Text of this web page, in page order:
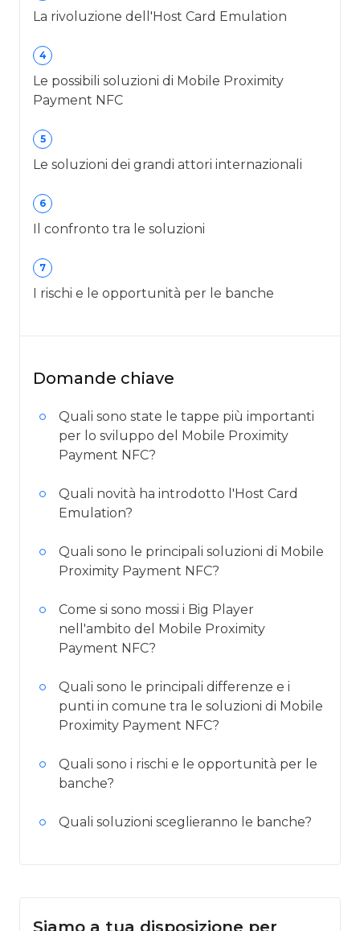
La rivoluzione dell'Host Card Emulation
4
Le possibili soluzioni di Mobile Proximity
Payment NFC
5
Le soluzioni dei grandi attori internazionali
6
Il confronto tra le soluzioni
7
I rischi e le opportunità per le banche
Domande chiave
Quali sono state le tappe più importanti
per lo sviluppo del Mobile Proximity
Payment NFC?
Quali novità ha introdotto l'Host Card
Emulation?
Quali sono le principali soluzioni di Mobile
Proximity Payment NFC?
Come si sono mossi i Big Player
nell'ambito del Mobile Proximity
Payment NFC?
Quali sono le principali differenze e i
punti in comune tra le soluzioni di Mobile
Proximity Payment NFC?
Quali sono i rischi e le opportunità per le
banche?
Quali soluzioni sceglieranno le banche?
Siamo a tua disposizione per